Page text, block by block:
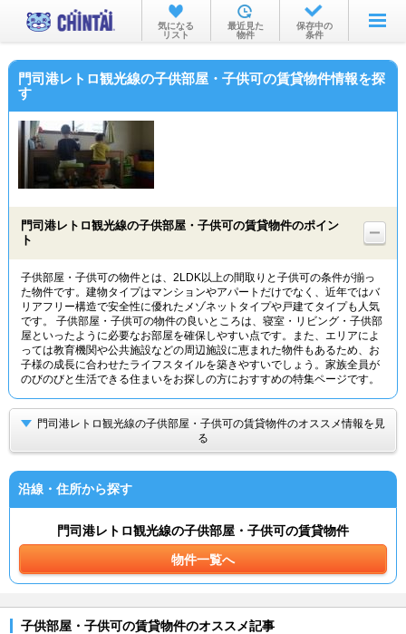
お部屋を探す
沿線・駅から
不動産会社から
気になる
リスト
最近見た
物件
保存中の
条件
門司港レトロ観光線の子供部屋・子供可の賃貸物件情報を探
す
門司港レトロ観光線の子供部屋・子供可の賃貸物件のポイン
ト
子供部屋・子供可の物件とは、2LDK以上の間取りと子供可の条件が揃っ
た物件です。建物タイプはマンションやアパートだけでなく、近年ではバ
リアフリー構造で安全性に優れたメゾネットタイプや戸建てタイプも人気
です。 子供部屋・子供可の物件の良いところは、寝室・リビング・子供部
屋といったように必要なお部屋を確保しやすい点です。また、エリアによ
っては教育機関や公共施設などの周辺施設に恵まれた物件もあるため、お
子様の成長に合わせたライフスタイルを築きやすいでしょう。家族全員が
のびのびと生活できる住まいをお探しの方におすすめの特集ページです。
門司港レトロ観光線の子供部屋・子供可の賃貸物件のオススメ情報を見
る
沿線・住所から探す
門司港レトロ観光線の子供部屋・子供可の賃貸物件
物件一覧へ
子供部屋・子供可の賃貸物件のオススメ記事